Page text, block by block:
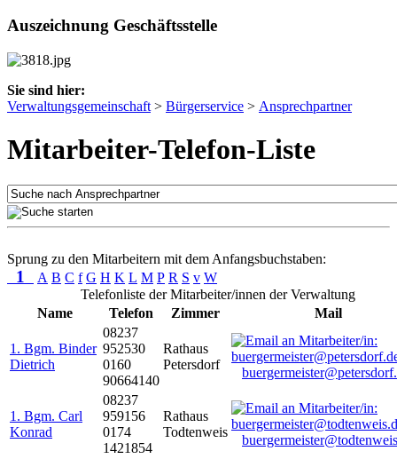
Auszeichnung Geschäftsstelle
Sie sind hier:
Verwaltungsgemeinschaft > Bürgerservice > Ansprechpartner
Mitarbeiter-Telefon-Liste
Sprung zu den Mitarbeitern mit dem Anfangsbuchstaben:
1 A B C f G H K L M P R S v W
Telefonliste der Mitarbeiter/innen der Verwaltung
Name
Telefon Zimmer Mail
1. Bgm. Binder
Dietrich
08237
952530
0160
90664140
Rathaus
Petersdorf
1. Bgm. Carl
Konrad
08237
959156
0174
1421854
Rathaus
Todtenweis